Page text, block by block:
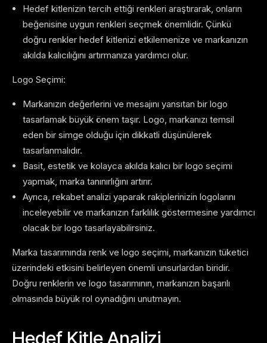
Hedef kitlenizin tercih ettiği renkleri araştırarak, onların
beğenisine uygun renkleri seçmek önemlidir. Çünkü
doğru renkler hedef kitlenizi etkilemenize ve markanızın
akılda kalıcılığını artırmanıza yardımcı olur.
Logo Seçimi:
Markanızın değerlerini ve mesajını yansıtan bir logo
tasarlamak büyük önem taşır. Logo, markanızı temsil
eden bir simge olduğu için dikkatli düşünülerek
tasarlanmalıdır.
Basit, estetik ve kolayca akılda kalıcı bir logo seçimi
yapmak, marka tanınırlığını artırır.
Ayrıca, rekabet analizi yaparak rakiplerinizin logolarını
inceleyebilir ve markanızın farklılık göstermesine yardımcı
olacak bir logo tasarlayabilirsiniz.
Marka tasarımında renk ve logo seçimi, markanızın tüketici
üzerindeki etkisini belirleyen önemli unsurlardan biridir.
Doğru renklerin ve logo tasarımının, markanızın başarılı
olmasında büyük rol oynadığını unutmayın.
Hedef Kitle Analizi